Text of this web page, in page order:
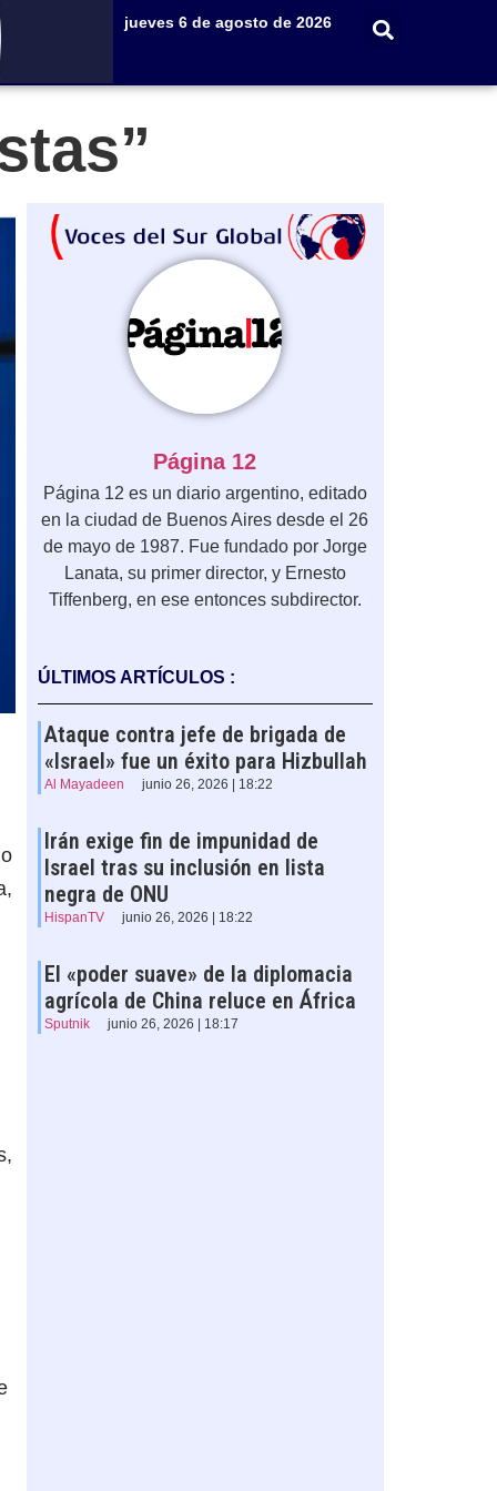
jueves 6 de agosto de 2026
Página 12
Página 12 es un diario argentino, editado
en la ciudad de Buenos Aires desde el 26
de mayo de 1987. Fue fundado por Jorge
Lanata, su primer director, y Ernesto
Tiffenberg, en ese entonces subdirector.
ÚLTIMOS ARTÍCULOS :
Ataque contra jefe de brigada de
«Israel» fue un éxito para Hizbullah
Al Mayadeen junio 26, 2026 | 18:22
Irán exige fin de impunidad de
Israel tras su inclusión en lista
negra de ONU
HispanTV junio 26, 2026 | 18:22
El «poder suave» de la diplomacia
agrícola de China reluce en África
Sputnik junio 26, 2026 | 18:17